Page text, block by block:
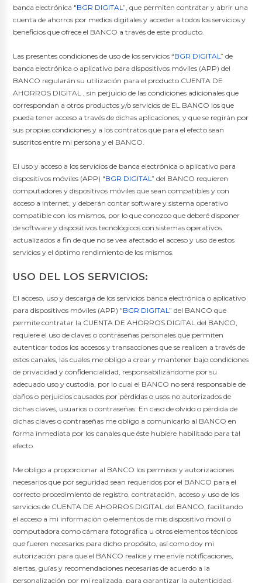
Fuerzas Nuevo
Multidestino Civil
Multidestino Militares
Créditos de Consolidación
Consolidación de Deudas
Créditos en Línea
Créditos en Línea
Simuladores
Inversiones Rentaplazos
BGR Rentaplazos
Invierte en Línea
Servicios
Seguros
Transferencias
Pago de servicios
Oportuna Visa Debit
Pago Colegios Militares
Pago DeUna
Tarjetas de Crédito
Nuestras Tarjetas
Avance de Efectivo
Promociones
Seguros
Canjea tus Millas
Noticias
banca electrónica "BGR DIGITAL”, que permiten contratar y abrir una
cuenta de ahorros por medios digitales y acceder a todos los servicios y
beneficios que ofrece el BANCO a través de este producto.
Las presentes condiciones de uso de los servicios “BGR DIGITAL” de
banca electrónica o aplicativo para dispositivos móviles (APP) del
BANCO regularán su utilización para el producto CUENTA DE
AHORROS DIGITAL , sin perjuicio de las condiciones adicionales que
correspondan a otros productos y/o servicios de EL BANCO los que
pueda tener acceso a través de dichas aplicaciones, y que se regirán por
sus propias condiciones y a los contratos que para el efecto sean
suscritos entre mi persona y el BANCO.
El uso y acceso a los servicios de banca electrónica o aplicativo para
dispositivos móviles (APP) "BGR DIGITAL” del BANCO requieren
computadores y dispositivos móviles que sean compatibles y con
acceso a internet, y deberán contar software y sistema operativo
compatible con los mismos, por lo que conozco que deberé disponer
de software y dispositivos tecnológicos con sistemas operativos
actualizados a fin de que no se vea afectado el acceso y uso de estos
servicios y el óptimo rendimiento de los mismos.
USO DEL LOS SERVICIOS:
El acceso, uso y descarga de los servicios banca electrónica o aplicativo
para dispositivos móviles (APP) "BGR DIGITAL” del BANCO que
permite contratar la CUENTA DE AHORROS DIGITAL del BANCO,
requiere el uso de claves o contraseñas personales que permiten
autenticar todos los accesos y transacciones que se realicen a través de
estos canales, las cuales me obligo a crear y mantener bajo condiciones
de privacidad y confidencialidad, responsabilizándome por su
adecuado uso y custodia, por lo cual el BANCO no será responsable de
daños o perjuicios causados por pérdidas o usos no autorizados de
dichas claves, usuarios o contraseñas. En caso de olvido o pérdida de
dichas claves o contraseñas me obligo a comunicarlo al BANCO en
forma inmediata por los canales que éste hubiere habilitado para tal
efecto.
Me obligo a proporcionar al BANCO los permisos y autorizaciones
necesarios que por seguridad sean requeridos por el BANCO para el
correcto procedimiento de registro, contratación, acceso y uso de los
servicios de CUENTA DE AHORROS DIGITAL del BANCO, facilitando
el acceso a mi información o elementos de mis dispositivo móvil o
computadora como cámara fotográfica u otros elementos técnicos
que fueren necesarios para dicho propósito, así como doy mi
autorización para que el BANCO realice y me envíe notificaciones,
alertas, guías y recomendaciones necesarias de acuerdo a la
personalización por mi realizada, para garantizar la autenticidad,